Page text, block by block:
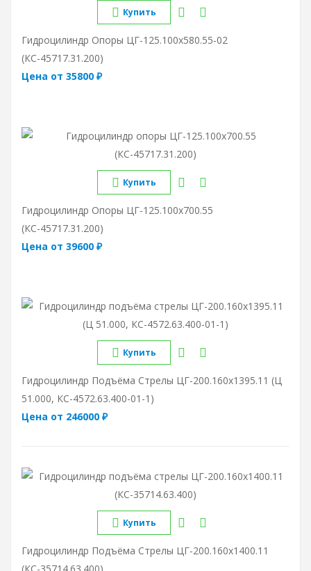
Купить
Гидроцилиндр Опоры ЦГ-125.100х580.55-02
(КС-45717.31.200)
Цена от 35800 ₽
Купить
Гидроцилиндр Опоры ЦГ-125.100х700.55
(КС-45717.31.200)
Цена от 39600 ₽
Купить
Гидроцилиндр Подъёма Стрелы ЦГ-200.160х1395.11 (Ц
51.000, КС-4572.63.400-01-1)
Цена от 246000 ₽
Купить
Гидроцилиндр Подъёма Стрелы ЦГ-200.160х1400.11
(КС-35714.63.400)